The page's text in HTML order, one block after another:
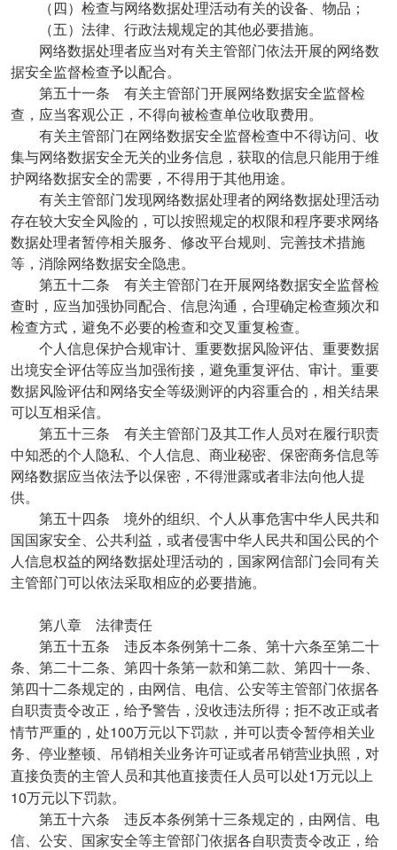
（四）检查与网络数据处理活动有关的设备、物品；
（五）法律、行政法规规定的其他必要措施。
网络数据处理者应当对有关主管部门依法开展的网络数
据安全监督检查予以配合。
第五十一条 有关主管部门开展网络数据安全监督检
查，应当客观公正，不得向被检查单位收取费用。
有关主管部门在网络数据安全监督检查中不得访问、收
集与网络数据安全无关的业务信息，获取的信息只能用于维
护网络数据安全的需要，不得用于其他用途。
有关主管部门发现网络数据处理者的网络数据处理活动
存在较大安全风险的，可以按照规定的权限和程序要求网络
数据处理者暂停相关服务、修改平台规则、完善技术措施
等，消除网络数据安全隐患。
第五十二条 有关主管部门在开展网络数据安全监督检
查时，应当加强协同配合、信息沟通，合理确定检查频次和
检查方式，避免不必要的检查和交叉重复检查。
个人信息保护合规审计、重要数据风险评估、重要数据
出境安全评估等应当加强衔接，避免重复评估、审计。重要
数据风险评估和网络安全等级测评的内容重合的，相关结果
可以互相采信。
第五十三条 有关主管部门及其工作人员对在履行职责
中知悉的个人隐私、个人信息、商业秘密、保密商务信息等
网络数据应当依法予以保密，不得泄露或者非法向他人提
供。
第五十四条 境外的组织、个人从事危害中华人民共和
国国家安全、公共利益，或者侵害中华人民共和国公民的个
人信息权益的网络数据处理活动的，国家网信部门会同有关
主管部门可以依法采取相应的必要措施。
第八章 法律责任
第五十五条 违反本条例第十二条、第十六条至第二十
条、第二十二条、第四十条第一款和第二款、第四十一条、
第四十二条规定的，由网信、电信、公安等主管部门依据各
自职责责令改正，给予警告，没收违法所得；拒不改正或者
情节严重的，处100万元以下罚款，并可以责令暂停相关业
务、停业整顿、吊销相关业务许可证或者吊销营业执照，对
直接负责的主管人员和其他直接责任人员可以处1万元以上
10万元以下罚款。
第五十六条 违反本条例第十三条规定的，由网信、电
信、公安、国家安全等主管部门依据各自职责责令改正，给